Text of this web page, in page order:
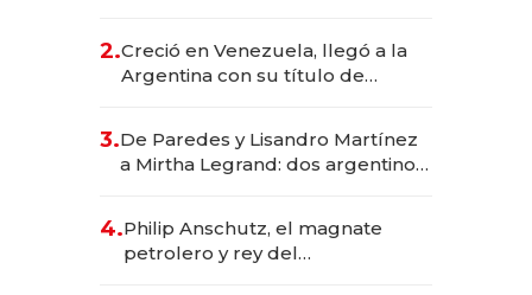
2.Creció en Venezuela, llegó a la
Argentina con su título de
las marcas "fast premium"
3.De Paredes y Lisandro Martínez
a Mirtha Legrand: dos argentinos
4.Philip Anschutz, el magnate
petrolero y rey del